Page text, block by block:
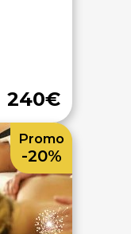
240€
Promo
-20%